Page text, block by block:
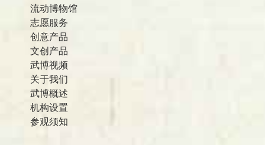
流动博物馆
志愿服务
创意产品
文创产品
武博视频
关于我们
武博概述
机构设置
参观须知